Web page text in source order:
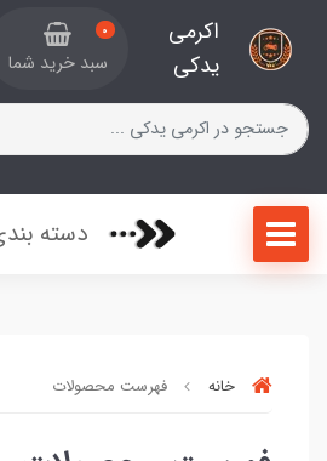
اکرمی
یدکی
0
سبد خرید شما
دسته
خانه فهرست محصولات